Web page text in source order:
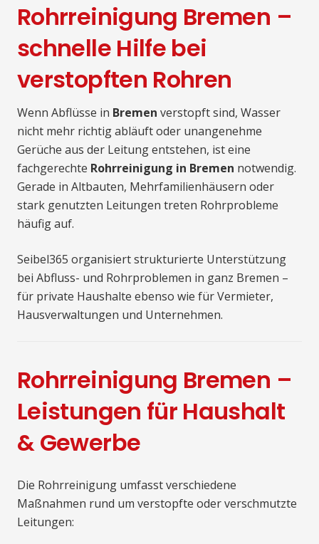
Rohrreinigung Bremen –
schnelle Hilfe bei
verstopften Rohren
Wenn Abflüsse in Bremen verstopft sind, Wasser
nicht mehr richtig abläuft oder unangenehme
Gerüche aus der Leitung entstehen, ist eine
fachgerechte Rohrreinigung in Bremen notwendig.
Gerade in Altbauten, Mehrfamilienhäusern oder
stark genutzten Leitungen treten Rohrprobleme
häufig auf.
Seibel365 organisiert strukturierte Unterstützung
bei Abfluss- und Rohrproblemen in ganz Bremen –
für private Haushalte ebenso wie für Vermieter,
Hausverwaltungen und Unternehmen.
Rohrreinigung Bremen –
Leistungen für Haushalt
& Gewerbe
Die Rohrreinigung umfasst verschiedene
Maßnahmen rund um verstopfte oder verschmutzte
Leitungen: